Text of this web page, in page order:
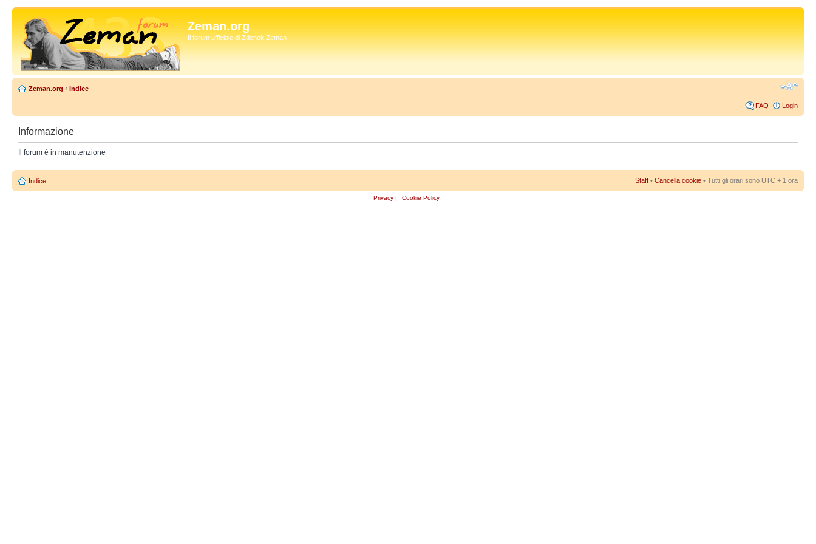
Zeman.org
Il forum ufficiale di Zdenek Zeman
Zeman.org ‹ Indice
FAQ Login
Informazione
Il forum è in manutenzione
Indice Staff • Cancella cookie • Tutti gli orari sono UTC + 1 ora
Privacy | Cookie Policy